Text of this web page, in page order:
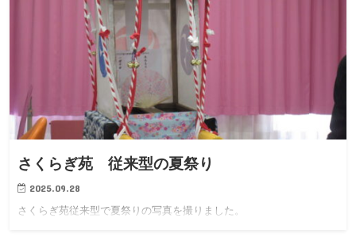
さくらぎ苑 従来型の夏祭り
2025.09.28
さくらぎ苑従来型で夏祭りの写真を撮りました。